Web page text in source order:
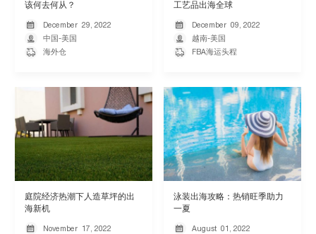
该何去何从？
 December 29, 2022
 中国-美国
 海外仓
工艺品出海全球
 December 09, 2022
 越南-美国
 FBA海运头程
庭院经济热潮下人造草坪的出
海新机
 November 17, 2022
泳装出海攻略：热销旺季助力
一夏
 August 01, 2022